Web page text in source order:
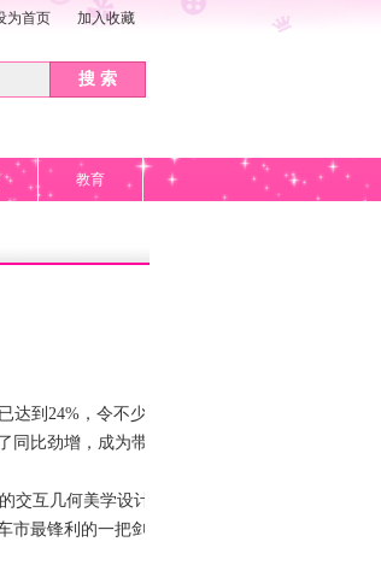
为首页 加入收藏
搜 索
教育
到24%，令不少人
比劲增，成为带动
互几何美学设计、
最锋利的一把剑。